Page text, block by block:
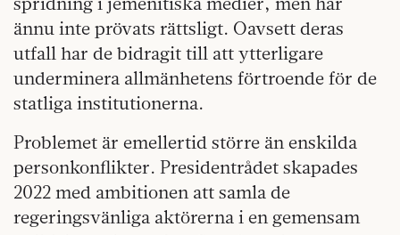
ännu inte prövats rättsligt. Oavsett deras
utfall har de bidragit till att ytterligare
underminera allmänhetens förtroende för de
statliga institutionerna.
Problemet är emellertid större än enskilda
personkonflikter. Presidentrådet skapades
2022 med ambitionen att samla de
regeringsvänliga aktörerna i en gemensam